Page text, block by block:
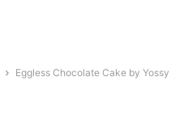
Eggless Chocolate Cake by Yossy